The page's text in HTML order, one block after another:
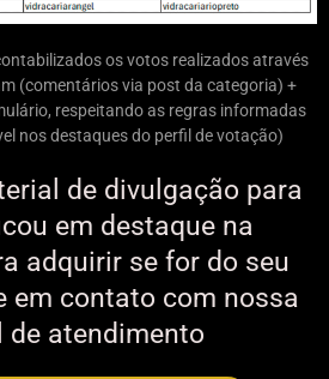
os votos realizados através
(comentários via post da categoria) +
respeitando as regras informadas
nos destaques do perfil de votação)
de divulgação para
em destaque na
adquirir se for do seu
em contato com nossa
de atendimento